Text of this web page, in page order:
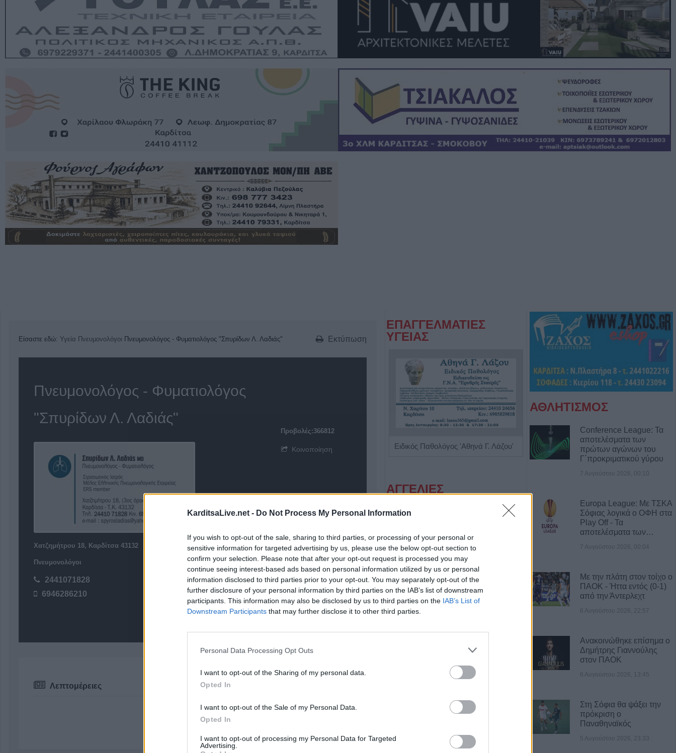
KarditsaLive.net - Do Not Process My Personal Information
If you wish to opt-out of the sale, sharing to third parties, or processing of your personal or
sensitive information for targeted advertising by us, please use the below opt-out section to
confirm your selection. Please note that after your opt-out request is processed you may
continue seeing interest-based ads based on personal information utilized by us or personal
information disclosed to third parties prior to your opt-out. You may separately opt-out of the
further disclosure of your personal information by third parties on the IAB’s list of downstream
participants. This information may also be disclosed by us to third parties on the IAB’s List of
Downstream Participants that may further disclose it to other third parties.
Personal Data Processing Opt Outs
I want to opt-out of the Sharing of my personal data.
Opted In
I want to opt-out of the Sale of my Personal Data.
Opted In
I want to opt-out of processing my Personal Data for Targeted
Advertising.
Εκτύπωση
Είσαστε εδώ: Υγεία Πνευμονολόγοι Πνευμονολόγος - Φυματιολόγος "Σπυρίδων Λ. Λαδιάς"
Πνευμονολόγος - Φυματιολόγος
"Σπυρίδων Λ. Λαδιάς"
Χατζημήτρου 18, Καρδίτσα 43132
Πνευμονολόγοι
2441071828
6946286210
Προβολές:366812
Κοινοποίηση
Λεπτομέρειες
ΕΠΑΓΓΕΛΜΑΤΙΕΣ
ΥΓΕΙΑΣ
Ειδικός Παθολόγος 'Αθηνά Γ. Λάζου' Διαγνωστικό Εργαστήριο "Έρευνα και Υγεία"
ΑΓΓΕΛΙΕΣ
Η εταιρεία ΘΑΛΑΣΣΙΟΣ ΚΟΣΜΟΣ Α.Ε.Β.Ε. επιθυμεί να προσλάβει Αποθηκάριο
ΤΕΛΕΥΤΑΙΑ ΝΕΑ
επηρεαζόμενες περιοχές από τον
ΑΘΛΗΤΙΣΜΟΣ
Conference League: Τα
αποτελέσματα των
πρώτων αγώνων του
Γ΄προκριματικού γύρου
7 Αυγούστου 2026, 00:10
Europa League: Με ΤΣΚΑ
Σόφιας λογικά ο ΟΦΗ στα
Play Off - Τα
αποτελέσματα των…
7 Αυγούστου 2026, 00:04
Με την πλάτη στον τοίχο ο
ΠΑΟΚ - Ήττα εντός (0-1)
από την Άντερλεχτ
6 Αυγούστου 2026, 22:57
Ανακοινώθηκε επίσημα ο
Δημήτρης Γιαννούλης
στον ΠΑΟΚ
6 Αυγούστου 2026, 13:45
Στη Σόφια θα ψάξει την
πρόκριση ο
Παναθηναϊκός
5 Αυγούστου 2026, 23:33